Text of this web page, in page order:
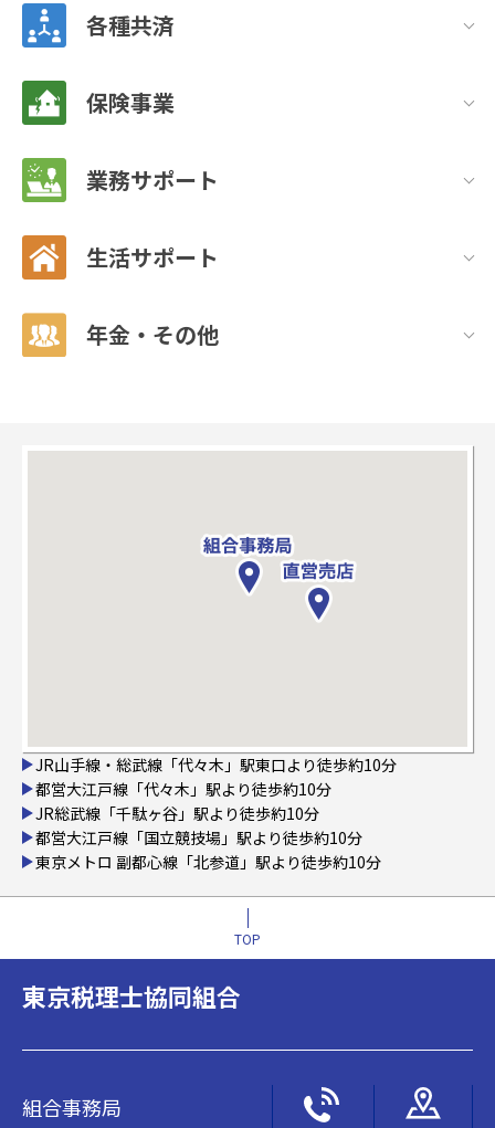
各種共済
保険事業
業務サポート
生活サポート
年金・その他
JR山手線・総武線「代々木」駅東口より徒歩約10分
都営大江戸線「代々木」駅より徒歩約10分
JR総武線「千駄ヶ谷」駅より徒歩約10分
都営大江戸線「国立競技場」駅より徒歩約10分
東京メトロ 副都心線「北参道」駅より徒歩約10分
TOP
東京税理士協同組合
組合事務局